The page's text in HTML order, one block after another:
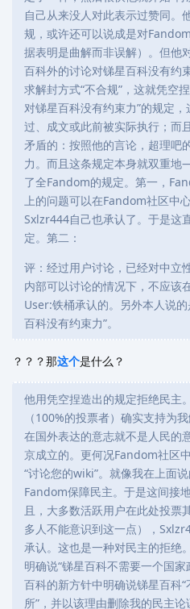
自己从来没人对此表示过赞同。
规，或许还可以说成是对
据表明是曲解而非误解）。但他
百科外的讨论对锑星百科没有约
求解封方式“不合规”，这就凭空
对锑星百科没有约束力”的规定
过、成文或此前被实际执行；而
矛盾的：按照他的言论，超理吧
力。而且这条规定本身就双重
了全Fandom的规定。第一，
上的问题可以在Fandom社区中
Sxlzr444自己也承认了。于是这
定。第二：
评：经过用户讨论，已经对中立
内部可以讨论的情况下，不应该
User:铁桶承认的。另外本人说
百科没有约束力”。
？？？那这个是什么？
他用凭空捏造出的规定拒绝民主
（100%的投票者）确实支持为
在国外表达的意志就不是人民的
京成立的。更何况Fandom社区
“讨论您的wiki”。就像我在上面
Fandom保障民主。于是这间接
且，大多数活跃用户在此处投票
多人不能意识到这一点），
承认。这也是一种对民主的拒绝
明确说“锑星百科不需要一个国
百科的新方针中明确说锑星百科
所”，并以该理由删除我的民主